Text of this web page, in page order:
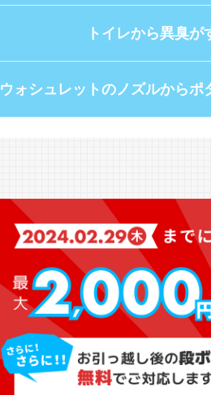
トイレから異臭が
ウォシュレットのノズルからポ